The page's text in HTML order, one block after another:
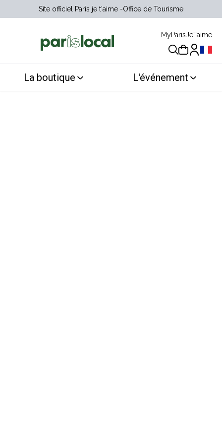
Site officiel Paris je t'aime Office de Tourisme
MyParisJeTaime
La boutique L'événement